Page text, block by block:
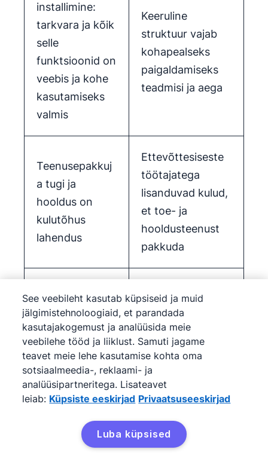
installimine:
tarkvara ja kõik
selle
funktsioonid on
veebis ja kohe
kasutamiseks
valmis
Keeruline
struktuur vajab
kohapealseks
paigaldamiseks
teadmisi ja aega
Teenusepakkuj
a tugi ja
hooldus on
kulutõhus
lahendus
Ettevõttesiseste
töötajatega
lisanduvad kulud,
et toe- ja
hooldusteenust
pakkuda
skaleerida tänu
lisatud
ressurssidele ja
erinevatele
hinnapakettidel
e, kui su
või mahu
muudatused
nõuavad uusi
oste või
lisatarkvara ja
nende
aega
See veebileht kasutab küpsiseid ja muid
jälgimistehnoloogiaid, et parandada
kasutajakogemust ja analüüsida meie
veebilehe tööd ja liiklust. Samuti jagame
teavet meie lehe kasutamise kohta oma
sotsiaalmeedia-, reklaami- ja
analüüsipartneritega. Lisateavet
leiab: Küpsiste eeskirjad Privaatsuseeskirjad
Luba küpsised